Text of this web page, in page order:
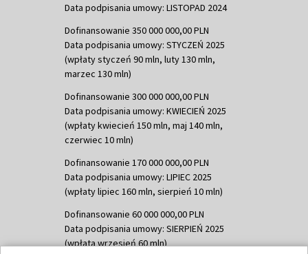
Data podpisania umowy: LISTOPAD 2024
Dofinansowanie 350 000 000,00 PLN
Data podpisania umowy: STYCZEŃ 2025
(wpłaty styczeń 90 mln, luty 130 mln,
marzec 130 mln)
Dofinansowanie 300 000 000,00 PLN
Data podpisania umowy: KWIECIEŃ 2025
(wpłaty kwiecień 150 mln, maj 140 mln,
czerwiec 10 mln)
Dofinansowanie 170 000 000,00 PLN
Data podpisania umowy: LIPIEC 2025
(wpłaty lipiec 160 mln, sierpień 10 mln)
Dofinansowanie 60 000 000,00 PLN
Data podpisania umowy: SIERPIEŃ 2025
(wpłata wrzesień 60 mln)